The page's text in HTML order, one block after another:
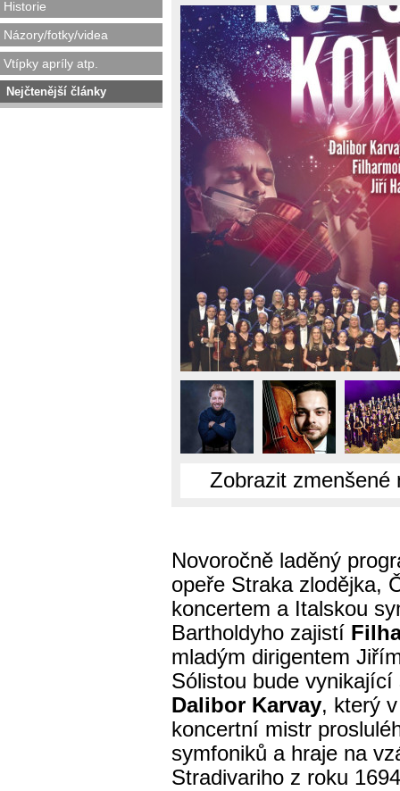
Historie
Názory/fotky/videa
Vtípky apríly atp.
Nejčtenější články
Zobrazit zmenšené
Novoročně laděný
opeře Straka zlodějka,
koncertem a Italskou
Bartholdyho zajistí
mladým dirigentem
Sólistou bude
Dalibor Karvay, který
koncertní mistr
symfoniků a hraje na
Stradivariho z roku